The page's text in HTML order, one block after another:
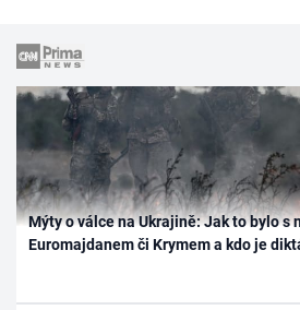
Mýty o válce na Ukrajině: Jak to bylo s
Euromajdanem či Krymem a kdo je